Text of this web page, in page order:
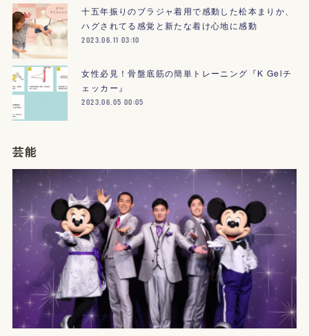
十五年振りのブラジャ着用で感動した松本まりか、
ハグされてる感覚と新たな着け心地に感動
2023.06.11 03:10
女性必見！骨盤底筋の簡単トレーニング『K Gelチ
ェッカー』
2023.06.05 00:05
芸能